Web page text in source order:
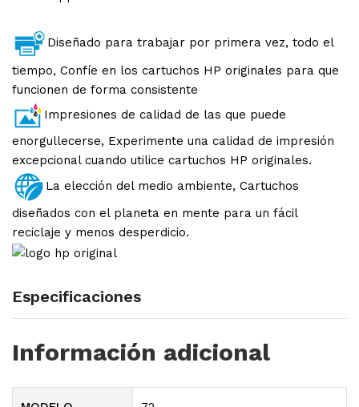
Diseñado para trabajar por primera vez, todo el
tiempo, Confíe en los cartuchos HP originales para que
funcionen de forma consistente
Impresiones de calidad de las que puede
enorgullecerse, Experimente una calidad de impresión
excepcional cuando utilice cartuchos HP originales.
La elección del medio ambiente, Cartuchos
diseñados con el planeta en mente para un fácil
reciclaje y menos desperdicio.
Especificaciones
Información adicional